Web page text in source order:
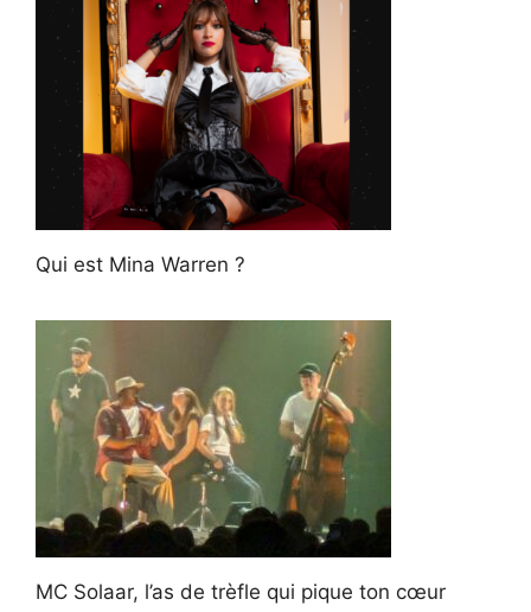
Qui est Mina Warren ?
MC Solaar, l’as de trèfle qui pique ton cœur